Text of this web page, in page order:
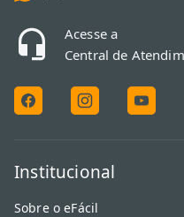
Acesse a
Central de
Institucional
Sobre o eFácil